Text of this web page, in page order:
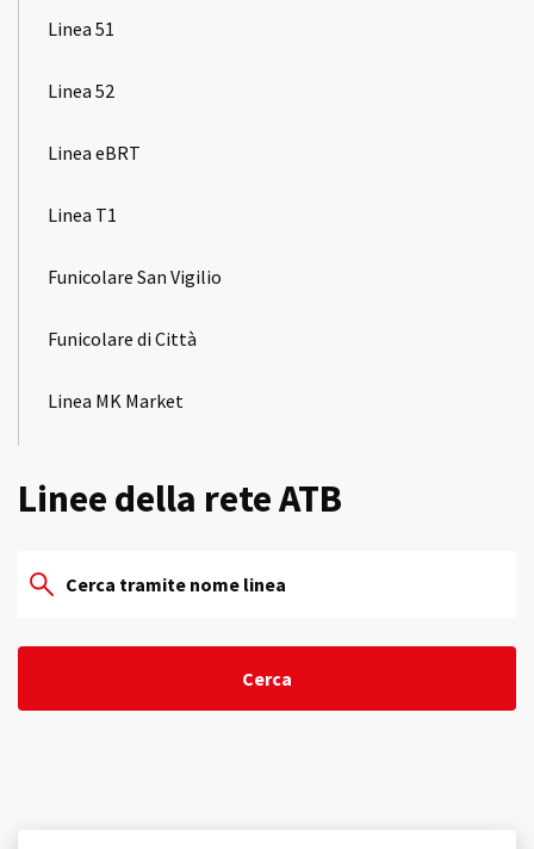
Linea 51
Linea 52
Linea eBRT
Linea T1
Funicolare San Vigilio
Funicolare di Città
Linea MK Market
Linee della rete ATB